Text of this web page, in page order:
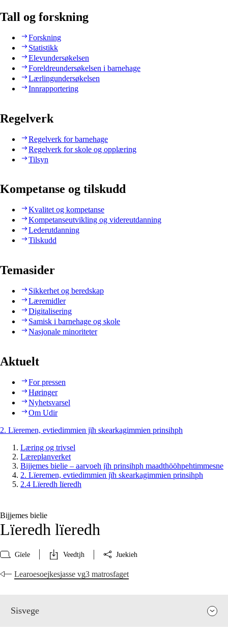
Tall og forskning
Forskning
Statistikk
Elevundersøkelsen
Foreldreundersøkelsen i barnehage
Lærlingundersøkelsen
Innrapportering
Regelverk
Regelverk for barnehage
Regelverk for skole og opplæring
Tilsyn
Kompetanse og tilskudd
Kvalitet og kompetanse
Kompetanseutvikling og videreutdanning
Lederutdanning
Tilskudd
Temasider
Sikkerhet og beredskap
Læremidler
Digitalisering
Samisk i barnehage og skole
Nasjonale minoriteter
Aktuelt
For pressen
Høringer
Nyhetsvarsel
Om Udir
2. Lïeremen, evtiedimmien jïh skearkagimmien prinsihph
Læring og trivsel
Læreplanverket
Bijjemes bielie – aarvoeh jïh prinsihph maadthööhpehtimmesne
2. Lïeremen, evtiedimmien jïh skearkagimmien prinsihph
2.4 Lïeredh lïeredh
Bijjemes bielie
Lïeredh lïeredh
Gïele Veedtjh Juekieh
Learoesoejkesjasse vg3 matrosfaget
Sisvege